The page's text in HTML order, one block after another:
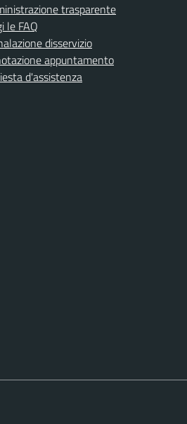
trasparente
le FAQ
disservizio
appuntamento
d'assistenza